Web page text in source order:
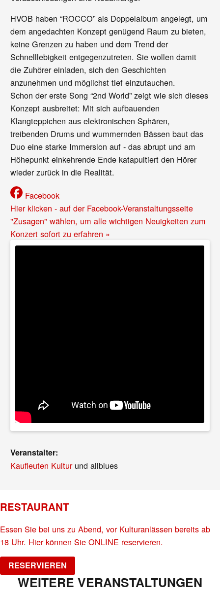
HVOB haben “ROCCO” als Doppelalbum angelegt, um
dem angedachten Konzept genügend Raum zu bieten,
keine Grenzen zu haben und dem Trend der
Schnelllebigkeit entgegenzutreten. Sie wollen damit
die Zuhörer einladen, sich den Geschichten
anzunehmen und möglichst tief einzutauchen.
Schon der erste Song “2nd World” zeigt wie sich dieses
Konzept ausbreitet: Mit sich aufbauenden
Klangteppichen aus elektronischen Sphären,
treibenden Drums und wummernden Bässen baut das
Duo eine starke Immersion auf - das abrupt und am
Höhepunkt einkehrende Ende katapultiert den Hörer
wieder zurück in die Realität.
Facebook
Hier klicken - auf der Facebook-Veranstaltungsseite
"Zusagen" wählen, um alle wichtigen Neuigkeiten zum
Konzert sofort zu erfahren »
Veranstalter:
Kaufleuten Kulturund allblues
RESTAURANT
Essen Sie bei uns zu Abend, vor Kulturanlässen bereits ab
18 Uhr. Hier können Sie ONLINE reservieren.
RESERVIEREN
WEITERE VERANSTALTUNGEN